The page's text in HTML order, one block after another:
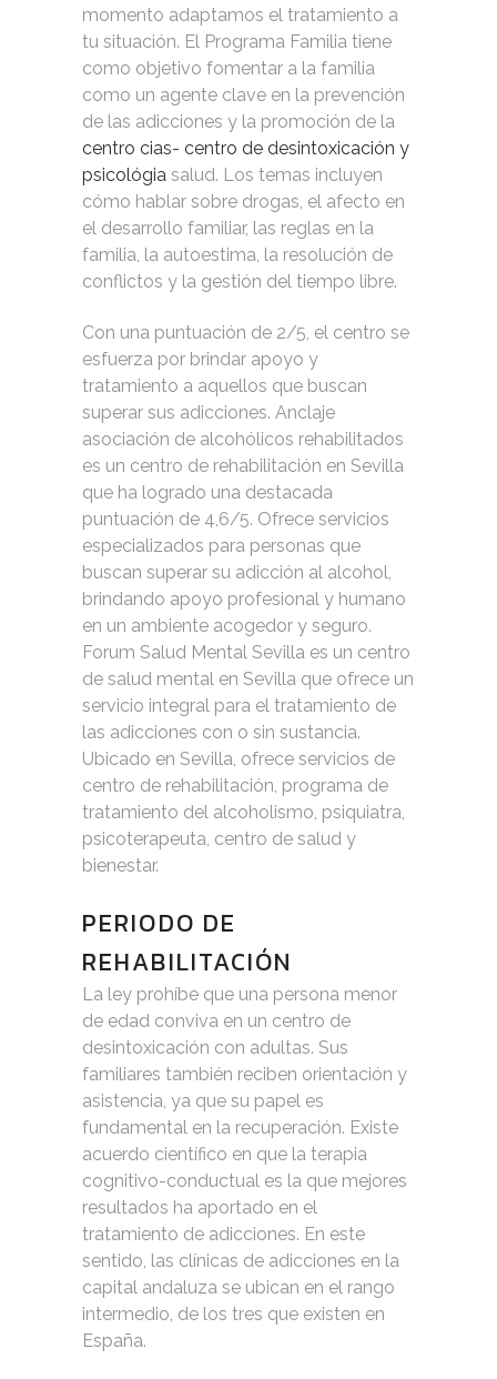
momento adaptamos el tratamiento a
tu situación. El Programa Familia tiene
como objetivo fomentar a la familia
como un agente clave en la prevención
de las adicciones y la promoción de la
centro cias- centro de desintoxicación y
psicológia salud. Los temas incluyen
cómo hablar sobre drogas, el afecto en
el desarrollo familiar, las reglas en la
familia, la autoestima, la resolución de
conflictos y la gestión del tiempo libre.
Con una puntuación de 2/5, el centro se
esfuerza por brindar apoyo y
tratamiento a aquellos que buscan
superar sus adicciones. Anclaje
asociación de alcohólicos rehabilitados
es un centro de rehabilitación en Sevilla
que ha logrado una destacada
puntuación de 4,6/5. Ofrece servicios
especializados para personas que
buscan superar su adicción al alcohol,
brindando apoyo profesional y humano
en un ambiente acogedor y seguro.
Forum Salud Mental Sevilla es un centro
de salud mental en Sevilla que ofrece un
servicio integral para el tratamiento de
las adicciones con o sin sustancia.
Ubicado en Sevilla, ofrece servicios de
centro de rehabilitación, programa de
tratamiento del alcoholismo, psiquiatra,
psicoterapeuta, centro de salud y
bienestar.
PERIODO DE
REHABILITACIÓN
La ley prohíbe que una persona menor
de edad conviva en un centro de
desintoxicación con adultas. Sus
familiares también reciben orientación y
asistencia, ya que su papel es
fundamental en la recuperación. Existe
acuerdo científico en que la terapia
cognitivo-conductual es la que mejores
resultados ha aportado en el
tratamiento de adicciones. En este
sentido, las clínicas de adicciones en la
capital andaluza se ubican en el rango
intermedio, de los tres que existen en
España.